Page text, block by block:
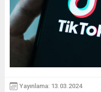
Yayınlama: 13.03.2024